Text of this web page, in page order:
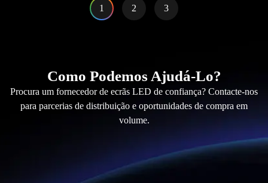
1 2 3
Como Podemos Ajudá-Lo?
Procura um fornecedor de ecrãs LED de confiança? Contacte-nos
para parcerias de distribuição e oportunidades de compra em
volume.